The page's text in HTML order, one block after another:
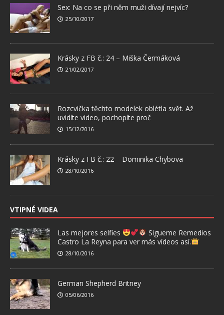
Sex: Na co se při něm muži dívají nejvíc?
25/10/2017
Krásky z FB č.: 24 – Miška Čermáková
21/02/2017
Rozcvička těchto modelek oblétla svět. Až
uvidíte video, pochopíte proč
15/12/2016
Krásky z FB č.: 22 – Dominika Chybova
28/10/2016
VTIPNÉ VIDEA
Las mejores selfies
Sigueme Remedios
Castro La Reyna para ver más vídeos así.
28/10/2016
German Shepherd Britney
05/06/2016